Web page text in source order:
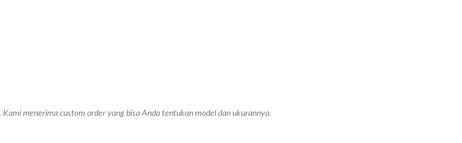
menerima custom order yang bisa Anda tentukan model dan ukurannya.